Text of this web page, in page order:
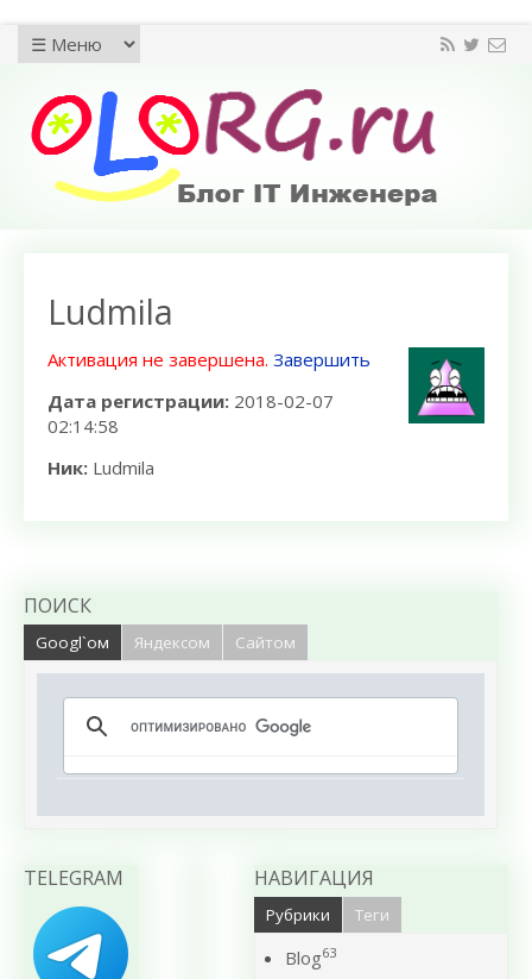
Ludmila
Активация не завершена. Завершить
Дата регистрации: 2018-02-07
02:14:58
Ник: Ludmila
ПОИСК
Googl`ом Яндексом Сайтом
TELEGRAM НАВИГАЦИЯ
Рубрики Теги
Blog63